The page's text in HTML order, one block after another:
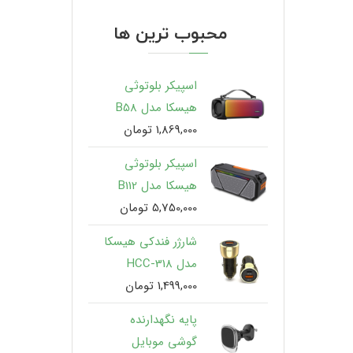
محبوب ترین ها
اسپیکر بلوتوثی
هیسکا مدل B58
1,869,000 تومان
اسپیکر بلوتوثی
هیسکا مدل B112
5,750,000 تومان
شارژر فندکی هیسکا
مدل HCC-318
1,499,000 تومان
پایه نگهدارنده
گوشی موبایل